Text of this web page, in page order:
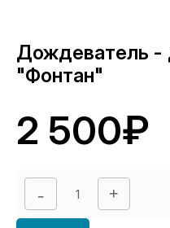
Дождеватель -
"Фонтан"
2 500₽